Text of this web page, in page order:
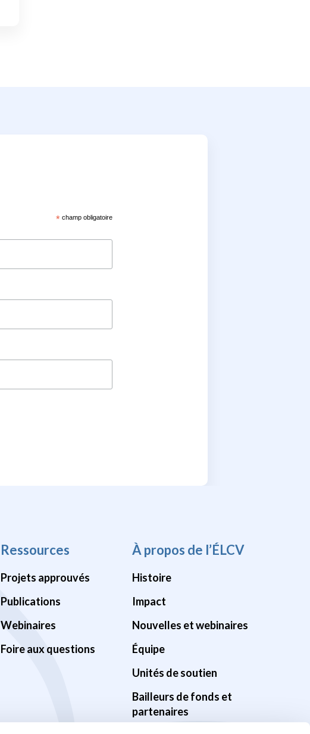
* champ obligatoire
Ressources
Projets approuvés
Publications
Webinaires
Foire aux questions
À propos de l’ÉLCV
Histoire
Impact
Nouvelles et webinaires
Équipe
Unités de soutien
Bailleurs de fonds et
partenaires